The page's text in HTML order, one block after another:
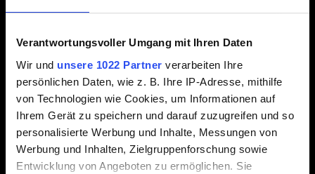
Verantwortungsvoller Umgang mit Ihren Daten
Wir und unsere 1022 Partner verarbeiten Ihre
persönlichen Daten, wie z. B. Ihre IP-Adresse, mithilfe
von Technologien wie Cookies, um Informationen auf
Ihrem Gerät zu speichern und darauf zuzugreifen und so
personalisierte Werbung und Inhalte, Messungen von
Werbung und Inhalten, Zielgruppenforschung sowie
Entwicklung von Angeboten zu ermöglichen. Sie
0/20
Datei hinzufügen
Du kannst deinem Bericht eine Datei anhängen, z.B. bei